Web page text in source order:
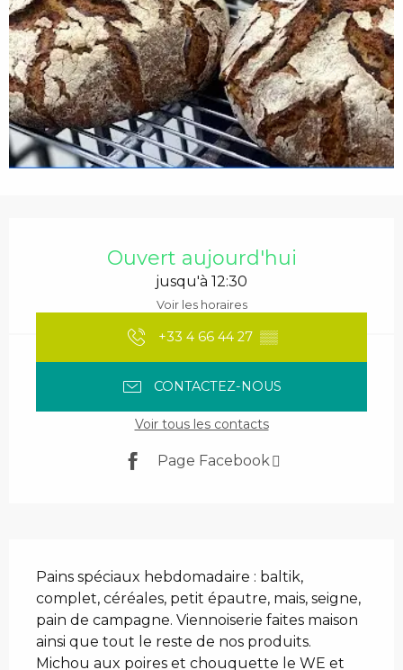
Ouvert aujourd'hui
jusqu'à 12:30
Voir les horaires
+33 4 66 44 27 ▒▒
CONTACTEZ-NOUS
Voir tous les contacts
Page Facebook
Pains spéciaux hebdomadaire : baltik,
complet, céréales, petit épautre, mais, seigne,
pain de campagne. Viennoiserie faites maison
ainsi que tout le reste de nos produits.
Michou aux poires et chouquette le WE et